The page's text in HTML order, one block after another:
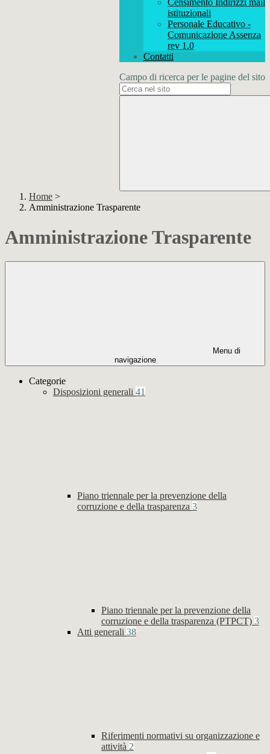
Censimento Indirizzi mail
istituzionali
Personale Educativo -
Comunicazione Assenza
rev 1.0
Contatti
Campo di ricerca per le pagine del sito
Home >
Amministrazione Trasparente
Amministrazione Trasparente
Menu di
navigazione
Categorie
Disposizioni generali 41
Piano triennale per la prevenzione della
corruzione e della trasparenza 3
Piano triennale per la prevenzione della
corruzione e della trasparenza (PTPCT) 3
Atti generali 38
Riferimenti normativi su organizzazione e
attività 2